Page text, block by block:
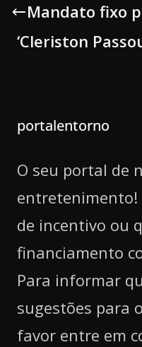
Mandato fixo
‘Cleriston
portalentorno
O seu portal de
entretenimento!
de incentivo ou
financiamento
Para informar
sugestões para
favor entre em